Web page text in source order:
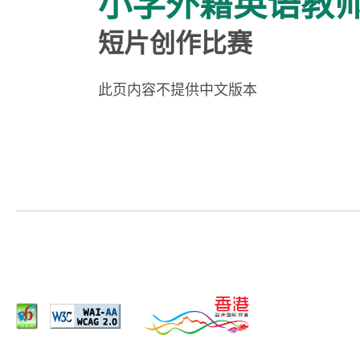
短片创作比赛
此页内容不提供中文版本